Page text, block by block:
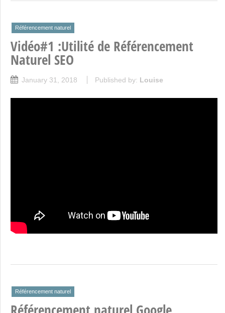
Référencement naturel
Vidéo#1 :Utilité de Référencement
Naturel SEO
January 31, 2018 Published by: Louise
Référencement naturel